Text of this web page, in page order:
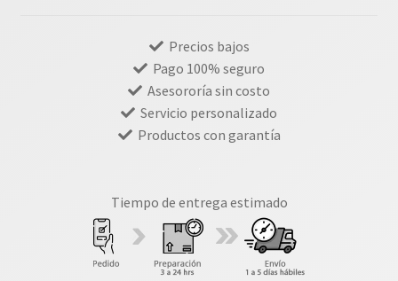
Precios bajos
Pago 100% seguro
Asesororía sin costo
Servicio personalizado
Productos con garantía
Tiempo de entrega estimado